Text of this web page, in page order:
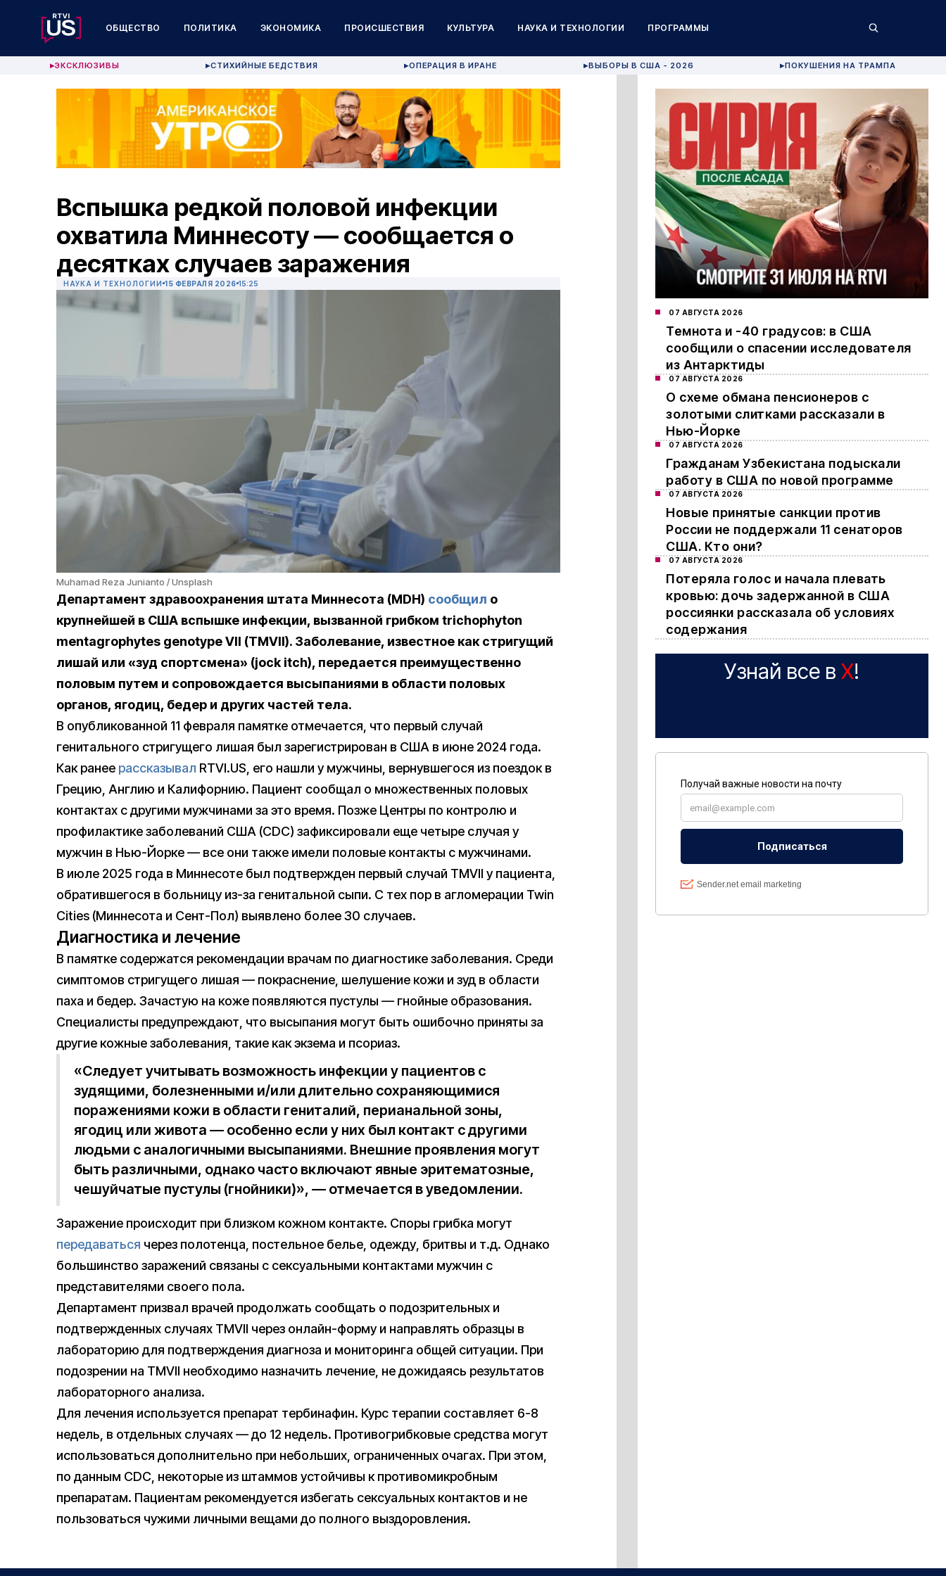
ОБЩЕСТВО ПОЛИТИКА ЭКОНОМИКА ПРОИСШЕСТВИЯ КУЛЬТУРА НАУКА И ТЕХНОЛОГИИ ПРОГРАММЫ
▶ЭКСКЛЮЗИВЫ ▶СТИХИЙНЫЕ БЕДСТВИЯ ▶ОПЕРАЦИЯ В ИРАНЕ ▶ВЫБОРЫ В США - 2026 ▶ПОКУШЕНИЯ НА ТРАМПА
Вспышка редкой половой инфекции
охватила Миннесоту — сообщается о
десятках случаев заражения
НАУКА И ТЕХНОЛОГИИ 15 ФЕВРАЛЯ 2026 15:25
Muhamad Reza Junianto / Unsplash
Департамент здравоохранения штата Миннесота (MDH) сообщил о
крупнейшей в США вспышке инфекции, вызванной грибком trichophyton
mentagrophytes genotype VII (TMVII). Заболевание, известное как стригущий
лишай или «зуд спортсмена» (jock itch), передается преимущественно
половым путем и сопровождается высыпаниями в области половых
органов, ягодиц, бедер и других частей тела.
В опубликованной 11 февраля памятке отмечается, что первый случай
генитального стригущего лишая был зарегистрирован в США в июне 2024 года.
Как ранее рассказывал RTVI.US, его нашли у мужчины, вернувшегося из поездок в
Грецию, Англию и Калифорнию. Пациент сообщал о множественных половых
контактах с другими мужчинами за это время. Позже Центры по контролю и
профилактике заболеваний США (CDC) зафиксировали еще четыре случая у
мужчин в Нью-Йорке — все они также имели половые контакты с мужчинами.
В июле 2025 года в Миннесоте был подтвержден первый случай TMVII у пациента,
обратившегося в больницу из-за генитальной сыпи. С тех пор в агломерации Twin
Cities (Миннесота и Сент-Пол) выявлено более 30 случаев.
Диагностика и лечение
В памятке содержатся рекомендации врачам по диагностике заболевания. Среди
симптомов стригущего лишая — покраснение, шелушение кожи и зуд в области
паха и бедер. Зачастую на коже появляются пустулы — гнойные образования.
Специалисты предупреждают, что высыпания могут быть ошибочно приняты за
другие кожные заболевания, такие как экзема и псориаз.
«Следует учитывать возможность инфекции у пациентов с
зудящими, болезненными и/или длительно сохраняющимися
поражениями кожи в области гениталий, перианальной зоны,
ягодиц или живота — особенно если у них был контакт с другими
людьми с аналогичными высыпаниями. Внешние проявления могут
быть различными, однако часто включают явные эритематозные,
чешуйчатые пустулы (гнойники)», — отмечается в уведомлении.
Заражение происходит при близком кожном контакте. Споры грибка могут
передаваться через полотенца, постельное белье, одежду, бритвы и т.д. Однако
большинство заражений связаны с сексуальными контактами мужчин с
представителями своего пола.
Департамент призвал врачей продолжать сообщать о подозрительных и
подтвержденных случаях TMVII через онлайн-форму и направлять образцы в
лабораторию для подтверждения диагноза и мониторинга общей ситуации. При
подозрении на TMVII необходимо назначить лечение, не дожидаясь результатов
лабораторного анализа.
Для лечения используется препарат тербинафин. Курс терапии составляет 6-8
недель, в отдельных случаях — до 12 недель. Противогрибковые средства могут
использоваться дополнительно при небольших, ограниченных очагах. При этом,
по данным CDC, некоторые из штаммов устойчивы к противомикробным
препаратам. Пациентам рекомендуется избегать сексуальных контактов и не
пользоваться чужими личными вещами до полного выздоровления.
07 АВГУСТА 2026
Темнота и -40 градусов: в США
сообщили о спасении исследователя
из Антарктиды
07 АВГУСТА 2026
О схеме обмана пенсионеров с
золотыми слитками рассказали в
Нью-Йорке
07 АВГУСТА 2026
Гражданам Узбекистана подыскали
работу в США по новой программе
07 АВГУСТА 2026
Новые принятые санкции против
России не поддержали 11 сенаторов
США. Кто они?
07 АВГУСТА 2026
Потеряла голос и начала плевать
кровью: дочь задержанной в США
россиянки рассказала об условиях
содержания
Узнай все в X!